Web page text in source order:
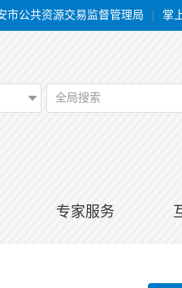
市公共资源交易监督管理局 掌
全局搜索
专家服务